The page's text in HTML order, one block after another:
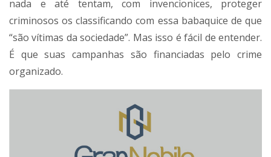
nada e até tentam, com invencionices, proteger
criminosos os classificando com essa babaquice de que
“são vítimas da sociedade”. Mas isso é fácil de entender.
É que suas campanhas são financiadas pelo crime
organizado.